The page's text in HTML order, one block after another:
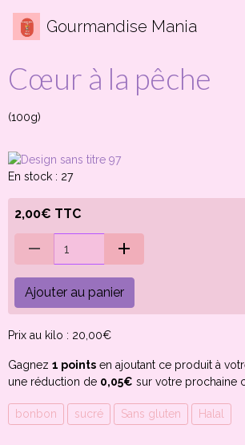
Gourmandise Mania
Cœur à la pêche
(100g)
En stock : 27
2,00€ TTC
Ajouter au panier
Prix au kilo : 20,00€
Gagnez 1 points en ajoutant ce produit à
une réduction de 0,05€ sur votre prochaine
bonbon sucré Sans gluten Halal